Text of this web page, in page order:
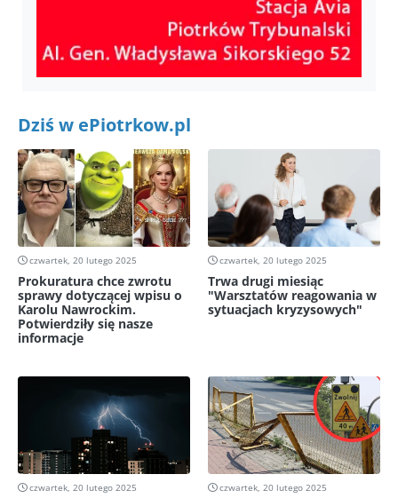
Dziś w ePiotrkow.pl
czwartek, 20 lutego 2025
Prokuratura chce zwrotu
sprawy dotyczącej wpisu o
Karolu Nawrockim.
Potwierdziły się nasze
informacje
czwartek, 20 lutego 2025
Trwa drugi miesiąc
"Warsztatów reagowania w
sytuacjach kryzysowych"
czwartek, 20 lutego 2025 czwartek, 20 lutego 2025